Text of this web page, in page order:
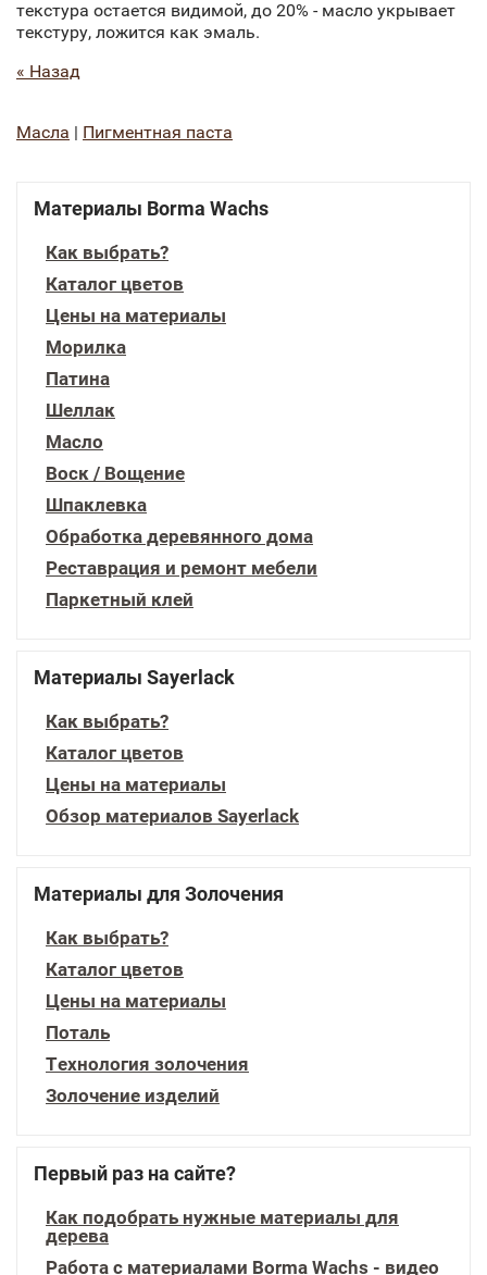
текстура остается видимой, до 20% - масло укрывает
текстуру, ложится как эмаль.
« Назад
Масла | Пигментная паста
Материалы Borma Wachs
Как выбрать?
Каталог цветов
Цены на материалы
Морилка
Патина
Шеллак
Масло
Воск / Вощение
Шпаклевка
Обработка деревянного дома
Реставрация и ремонт мебели
Паркетный клей
Материалы Sayerlack
Как выбрать?
Каталог цветов
Цены на материалы
Обзор материалов Sayerlack
Материалы для Золочения
Как выбрать?
Каталог цветов
Цены на материалы
Поталь
Технология золочения
Золочение изделий
Первый раз на сайте?
Как подобрать нужные материалы для
дерева
Работа с материалами Borma Wachs - видео